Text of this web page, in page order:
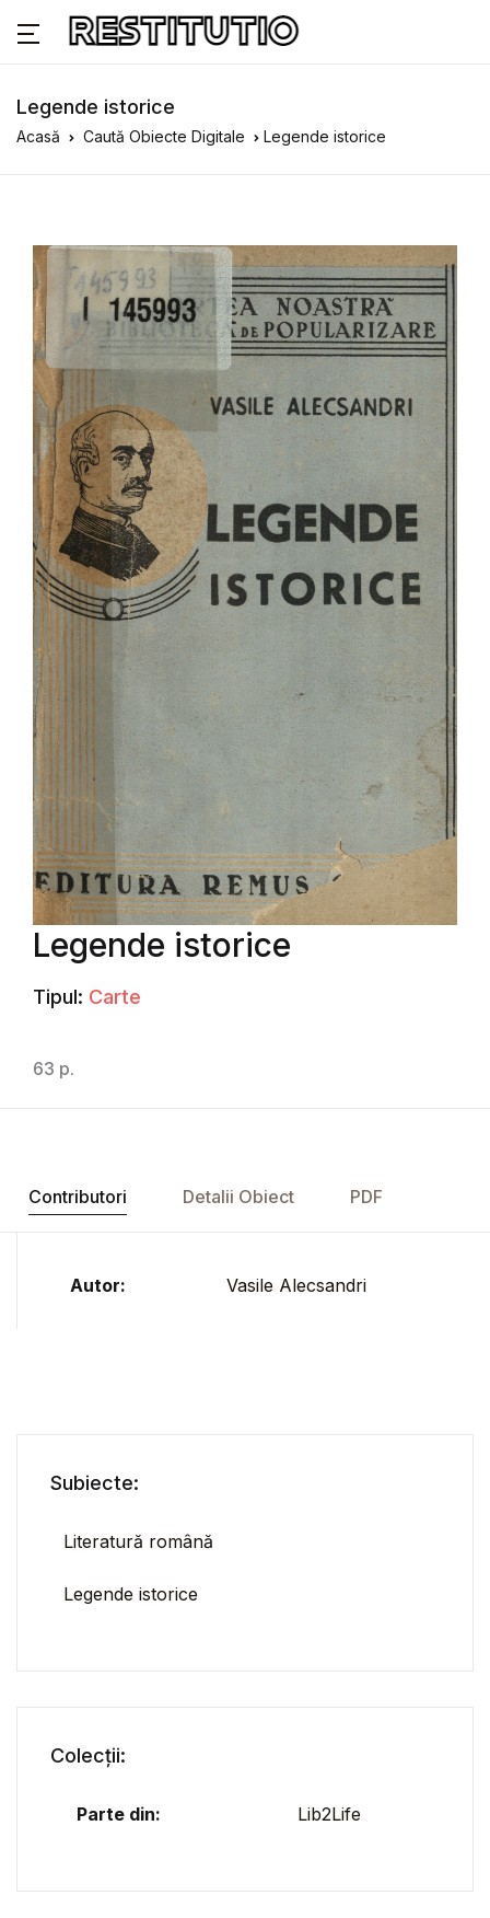
Legende istorice
Acasă Caută Obiecte Digitale Legende istorice
Legende istorice
Tipul: Carte
63 p.
Contributori Detalii Obiect PDF
Autor: Vasile Alecsandri
Subiecte:
Literatură română
Legende istorice
Colecții:
Parte din: Lib2Life